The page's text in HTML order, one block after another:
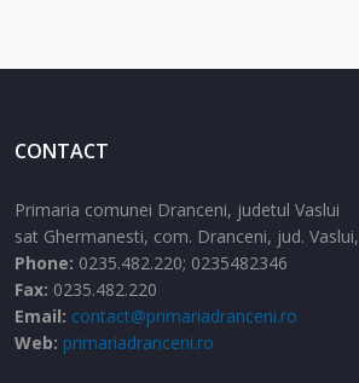
CONTACT
Primaria comunei Dranceni, judetul Vaslui
sat Ghermanesti, com. Dranceni, jud. Vaslui,
Phone: 0235.482.220; 0235482346
Fax: 0235.482.220
Email: contact@primariadranceni.ro
Web: primariadranceni.ro